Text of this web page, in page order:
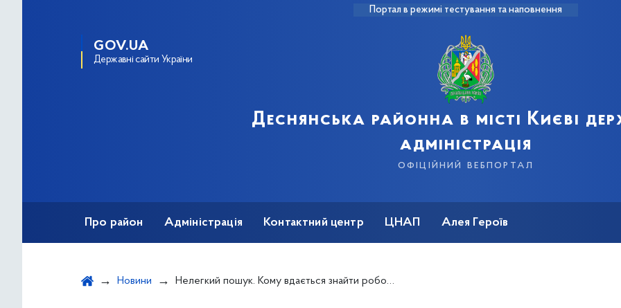
Портал в режимі тестування та наповнення
GOV.UA
Державні сайти України
Деснянська районна в місті Києві
адміністрація
офіційний вебпортал
Про район Адміністрація Контактний центр ЦНАП Алея Героїв
Новини Нелегкий пошук. Кому вдається знайти роботу на карантині